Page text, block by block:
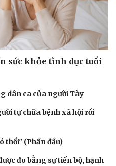
sức khỏe tình dục tuổi
dân ca của người Tày
tự chữa bệnh xã hội rồi
thổi" (Phần đầu)
đo bằng sự tiến bộ, hạnh